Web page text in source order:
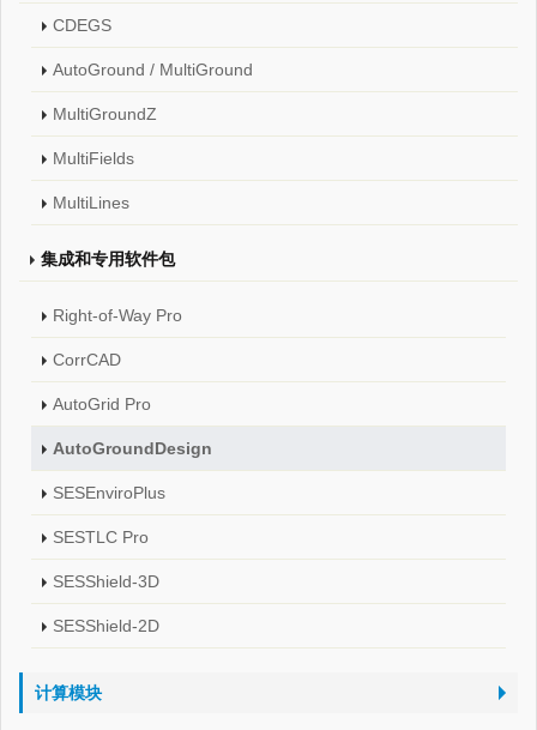
CDEGS
AutoGround / MultiGround
MultiGroundZ
MultiFields
MultiLines
集成和专用软件包
Right-of-Way Pro
CorrCAD
AutoGrid Pro
AutoGroundDesign
SESEnviroPlus
SESTLC Pro
SESShield-3D
SESShield-2D
计算模块